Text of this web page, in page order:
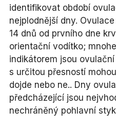
identifikovat období
nejplodnější dny.
14 dnů od prvního dne
orientační vodítko;
indikátorem jsou
s určitou přesností
dojde nebo ne.. Dny
předcházející jsou
nechráněný pohlavní